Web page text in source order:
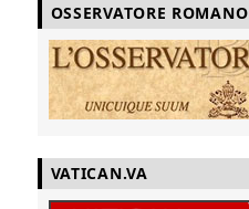
OSSERVATORE ROMANO
VATICAN.VA